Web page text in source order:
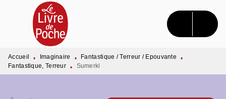
MENU RECHERCHE CONTENU
PIED DE PAGE
Accueil • Imaginaire • Fantastique / Terreur / Epouvante
•
Fantastique, Terreur • Sumerki